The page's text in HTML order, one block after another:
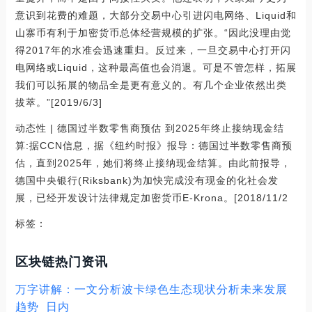
意识到花费的难题，大部分交易中心引进闪电网络、Liquid和
山寨币有利于加密货币总体经营规模的扩张。“因此没理由觉
得2017年的水准会迅速重归。反过来，一旦交易中心打开闪
电网络或Liquid，这种最高值也会消退。可是不管怎样，拓展
我们可以拓展的物品全是更有意义的。有几个企业依然出类
拔萃。”[2019/6/3]
动态性 | 德国过半数零售商预估 到2025年终止接纳现金结
算:据CCN信息，据《纽约时报》报导：德国过半数零售商预
估，直到2025年，她们将终止接纳现金结算。由此前报导，
德国中央银行(Riksbank)为加快完成没有现金的化社会发
展，已经开发设计法律规定加密货币E-Krona。[2018/11/2
标签：
区块链热门资讯
万字讲解：一文分析波卡绿色生态现状分析未来发展
趋势_日内